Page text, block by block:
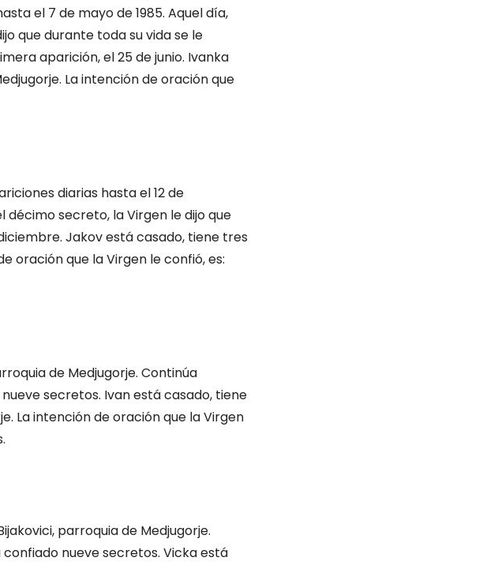
el 7 de mayo de 1985. Aquel día,
que durante toda su vida se le
aparición, el 25 de junio. Ivanka
La intención de oración que
diarias hasta el 12 de
décimo secreto, la Virgen le dijo que
Jakov está casado, tiene tres
oración que la Virgen le confió, es:
de Medjugorje. Continúa
secretos. Ivan está casado, tiene
La intención de oración que la Virgen
parroquia de Medjugorje.
nueve secretos. Vicka está